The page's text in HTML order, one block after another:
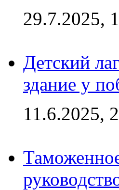
29.7.2025,
Детский
здание у
11.6.2025,